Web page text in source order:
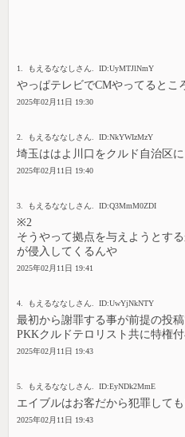
1. もえるななしさん. ID:UyMTJlNmY
やっぱテレビでCMやってるとこ
2025年02月11日 19:30
2. もえるななしさん. ID:NkYWIzMzY
埼玉ははよ川口をクルド自治区に
2025年02月11日 19:40
3. もえるななしさん. ID:Q3MmM0ZDI
※2
そうやって拠点を与えようとす
が侵入してくるんや
2025年02月11日 19:41
4. もえるななしさん. ID:UwYjNkNTY
最初から謝罪する事が前提の投
PKKクルドテロリスト共に特権
2025年02月11日 19:43
5. もえるななしさん. ID:EyNDk2MmE
エイブルはお客だから犯罪して
2025年02月11日 19:43